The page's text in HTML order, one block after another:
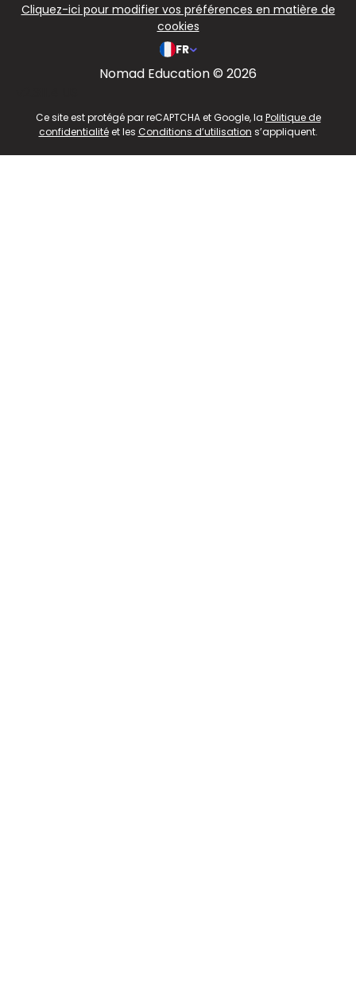
Cliquez-ici pour modifier vos préférences en matière de
cookies
FR
Nomad Education © 2026
Ce site est protégé par reCAPTCHA et Google, la Politique de
confidentialitéet les Conditions d’utilisation s’appliquent.